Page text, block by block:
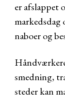
er afslappet
markedsdag
naboer og
smedning,
steder kan